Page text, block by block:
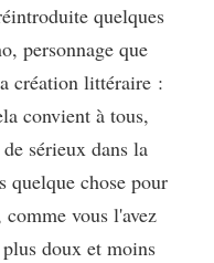
quelques
personnage que
création littéraire :
convient à tous,
sérieux dans la
quelque chose pour
vous l'avez
doux et moins